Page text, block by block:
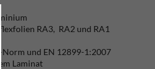
RA3, RA2 und RA1
Norm und EN 12899-1:2007
Laminat